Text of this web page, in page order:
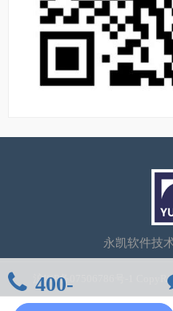
400-
永凯软件技
沪ICP备07506786号-1